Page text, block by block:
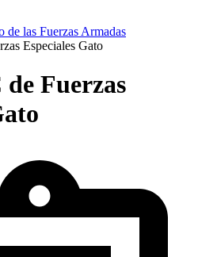
de las Fuerzas Armadas
Especiales Gato
Fuerzas